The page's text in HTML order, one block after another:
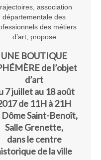
association
départementale des
des métiers
d’art, propose
UNE BOUTIQUE
de l’objet
d’art
7 juillet au 18 août
de 11H à 21H
Dôme Saint-Benoît,
Salle Grenette,
dans le centre
de la ville